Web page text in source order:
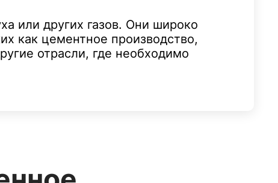
или других газов. Они широко
как цементное производство,
отрасли, где необходимо